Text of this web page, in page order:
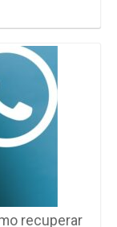
recuperar